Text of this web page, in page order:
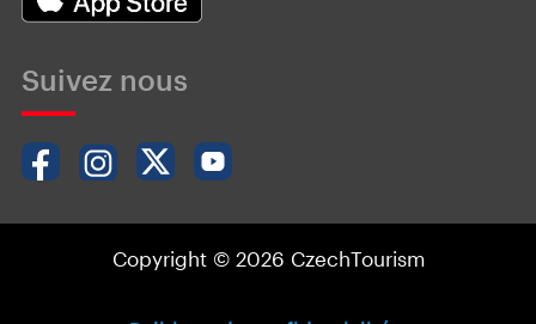
Suivez nous
Copyright © 2026 CzechTourism